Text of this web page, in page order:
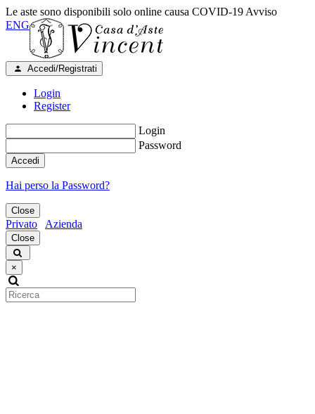
Le aste sono disponibili solo online causa COVID-19 Avviso
ENG
Accedi/Registrati
Login
Register
Login
Password
Accedi
Hai perso la Password?
Close
Privato Azienda
Close
×